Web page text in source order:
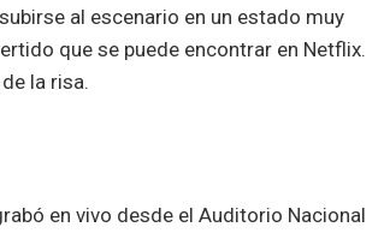
al escenario en un estado muy
que se puede encontrar en Netflix.
la risa.
en vivo desde el Auditorio Nacional